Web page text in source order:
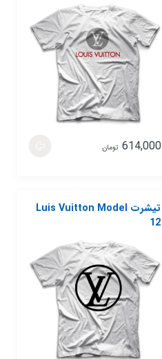
614,000 تومان
تیشرت Luis Vuitton Model
12